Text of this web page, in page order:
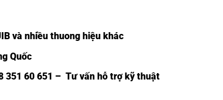
và nhiều thuong hiệu khác
Quốc
351 60 651 – Tư vấn hỗ trợ kỹ thuật